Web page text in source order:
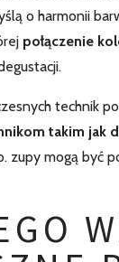
o harmonii
połączenie
technik
takim jak
zupy mogą być